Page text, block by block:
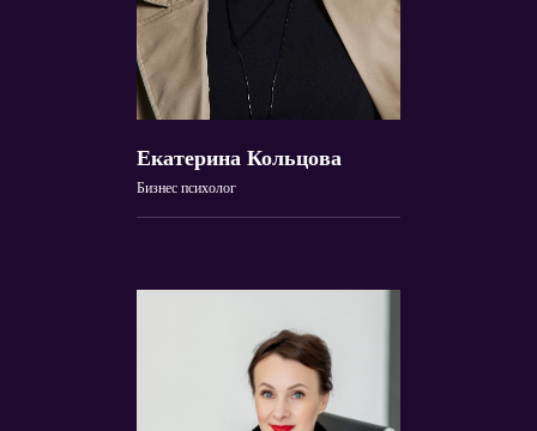
Екатерина Кольцова
Бизнес психолог